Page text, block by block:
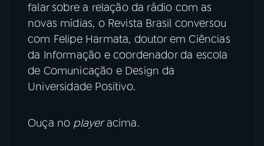
falar sobre a relação da rádio com as
novas mídias, o Revista Brasil conversou
com Felipe Harmata, doutor em Ciências
da Informação e coordenador da escola
de Comunicação e Design da
Universidade Positivo.
Ouça no playeracima.